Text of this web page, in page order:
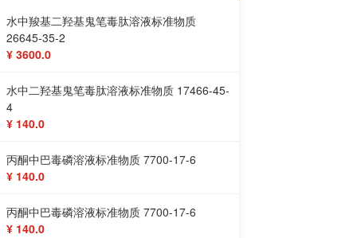
水中羧基二羟基鬼笔毒肽溶液标准物质
26645-35-2
¥ 3600.0
水中二羟基鬼笔毒肽溶液标准物质 17466-45-
4
¥ 140.0
丙酮中巴毒磷溶液标准物质 7700-17-6
¥ 140.0
丙酮中巴毒磷溶液标准物质 7700-17-6
¥ 140.0